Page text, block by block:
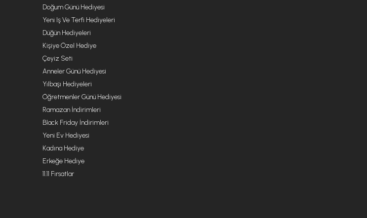
Doğum Günü Hediyesi
Yeni Iş Ve Terfi Hediyeleri
Düğün Hediyeleri
Kişiye Özel Hediye
Çeyiz Seti
Anneler Günü Hediyesi
Yılbaşı Hediyeleri
Öğretmenler Günü Hediyesi
Ramazan İndirimleri
Black Friday İndirimleri
Yeni Ev Hediyesi
Kadına Hediye
Erkeğe Hediye
11.11 Fırsatlar